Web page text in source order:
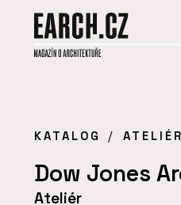
KATALOG
Dow Jones
Ateliér